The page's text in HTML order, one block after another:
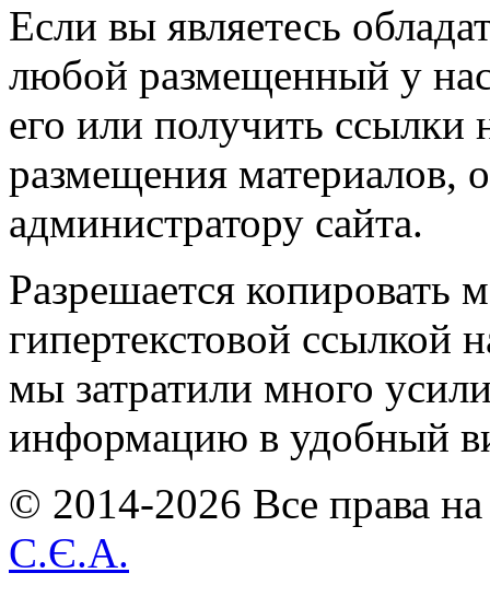
Если вы являетесь
любой размещенный у
его или получить ссылки
размещения материалов,
администратору сайта.
Разрешается копировать
гипертекстовой ссылкой
мы затратили много
информацию в удобный
© 2014-2026 Все права
С.Є.А.